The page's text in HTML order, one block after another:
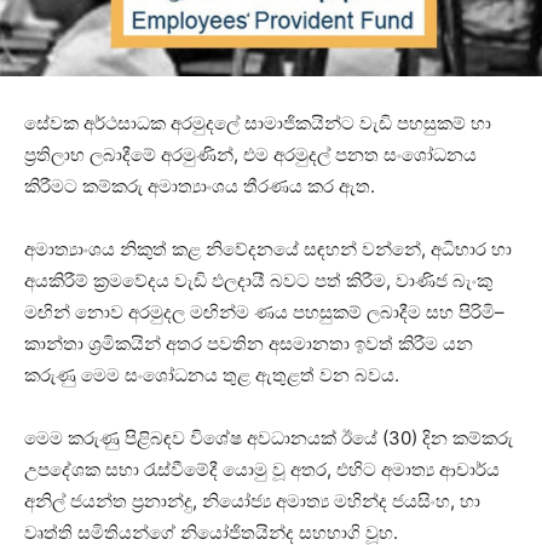
සේවක අර්ථසාධක අරමුදලේ සාමාජිකයින්ට වැඩි පහසුකම් හා
ප්‍රතිලාභ ලබාදීමේ අරමුණින්, එම අරමුදල් පනත සංශෝධනය
කිරීමට කම්කරු අමාත්‍යාංශය තීරණය කර ඇත.
අමාත්‍යාංශය නිකුත් කළ නිවේදනයේ සඳහන් වන්නේ, අධිභාර හා
අයකිරීම් ක්‍රමවේදය වැඩි ඵලදායී බවට පත් කිරීම, වාණිජ බැංකු
මඟින් නොව අරමුදල මඟින්ම ණය පහසුකම් ලබාදීම සහ පිරිමි–
කාන්තා ශ්‍රමිකයින් අතර පවතින අසමානතා ඉවත් කිරීම යන
කරුණු මෙම සංශෝධනය තුළ ඇතුළත් වන බවය.
මෙම කරුණු පිළිබඳව විශේෂ අවධානයක් ඊයේ (30) දින කම්කරු
උපදේශක සභා රැස්වීමේදී යොමු වූ අතර, එහිට අමාත්‍ය ආචාර්ය
අනිල් ජයන්ත ප්‍රනාන්දු, නියෝජ්‍ය අමාත්‍ය මහින්ද ජයසිංහ, හා
වෘත්ති සමිතියන්ගේ නියෝජිතයින්ද සහභාගි වූහ.